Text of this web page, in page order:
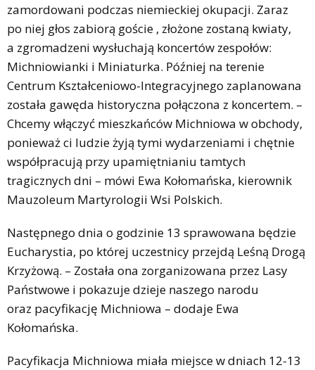
zamordowani podczas niemieckiej okupacji. Zaraz
po niej głos zabiorą goście , złożone zostaną kwiaty,
a zgromadzeni wysłuchają koncertów zespołów:
Michniowianki i Miniaturka. Później na terenie
Centrum Kształceniowo-Integracyjnego zaplanowana
została gawęda historyczna połączona z koncertem. –
Chcemy włączyć mieszkańców Michniowa w obchody,
ponieważ ci ludzie żyją tymi wydarzeniami i chętnie
współpracują przy upamiętnianiu tamtych
tragicznych dni – mówi Ewa Kołomańska, kierownik
Mauzoleum Martyrologii Wsi Polskich.
Następnego dnia o godzinie 13 sprawowana będzie
Eucharystia, po której uczestnicy przejdą Leśną Drogą
Krzyżową. – Została ona zorganizowana przez Lasy
Państwowe i pokazuje dzieje naszego narodu
oraz pacyfikację Michniowa – dodaje Ewa
Kołomańska.
Pacyfikacja Michniowa miała miejsce w dniach 12-13